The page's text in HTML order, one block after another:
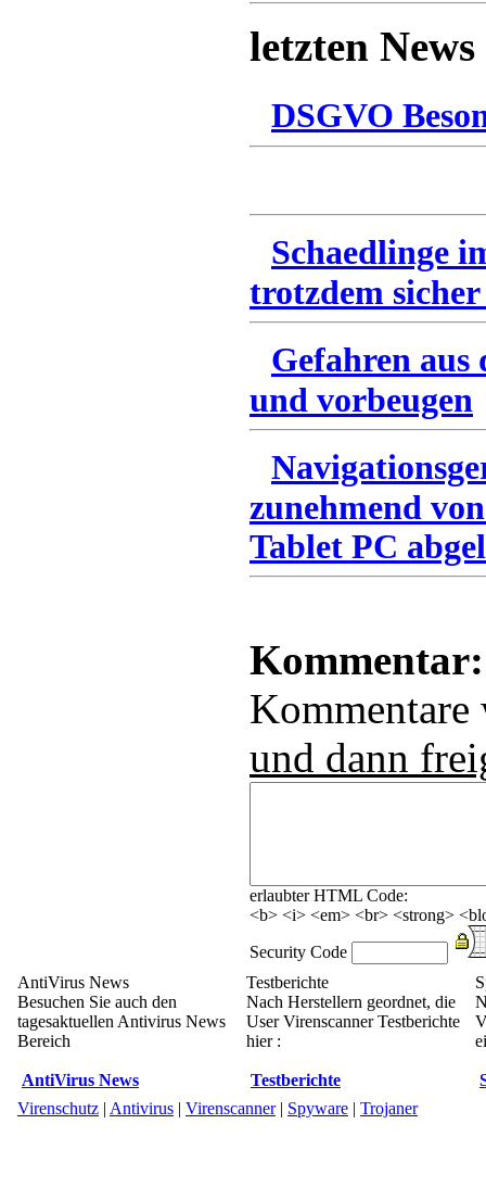
letzten News
DSGVO
Schaedlinge
trotzdem
Gefahren
und vorbeugen
zunehmend
Tablet PC
Kommentar:
und dann
erlaubter HTML Code:
<b> <i> <em> <br> <strong>
Security Code
AntiVirus News
Besuchen Sie auch den
tagesaktuellen Antivirus News
Bereich
AntiVirus News
Testberichte
Nach Herstellern geordnet, die
User Virenscanner Testberichte
hier :
Testberichte
Virenschutz | Antivirus | Virenscanner| Spyware | Trojaner